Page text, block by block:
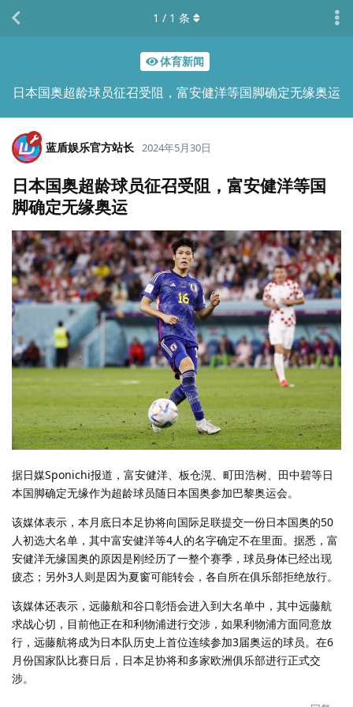
体育新闻
日本国奥超龄球员征召受阻，富安健洋等国脚确定无缘奥运
1 / 1 条
蓝盾娱乐官方站长 2024年5月30日
日本国奥超龄球员征召受阻，富安健洋等国
脚确定无缘奥运
据日媒Sponichi报道，富安健洋、板仓滉、町田浩树、田中碧等日
本国脚确定无缘作为超龄球员随日本国奥参加巴黎奥运会。
该媒体表示，本月底日本足协将向国际足联提交一份日本国奥的50
人初选大名单，其中富安健洋等4人的名字确定不在里面。据悉，富
安健洋无缘国奥的原因是刚经历了一整个赛季，球员身体已经出现
疲态；另外3人则是因为夏窗可能转会，各自所在俱乐部拒绝放行。
该媒体还表示，远藤航和谷口彰悟会进入到大名单中，其中远藤航
求战心切，目前他正在和利物浦进行交涉，如果利物浦方面同意放
行，远藤航将成为日本队历史上首位连续参加3届奥运的球员。在6
月份国家队比赛日后，日本足协将和多家欧洲俱乐部进行正式交
涉。